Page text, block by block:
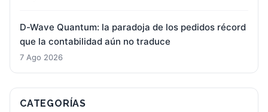
D-Wave Quantum: la paradoja de los pedidos récord
que la contabilidad aún no traduce
7 Ago 2026
CATEGORÍAS